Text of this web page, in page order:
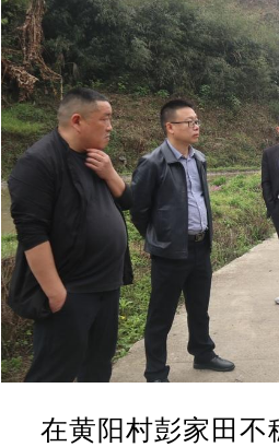
在黄阳村彭家田不